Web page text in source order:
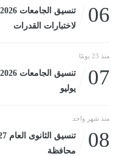
06
لاختبارات القدرات
منذ 23 يومًا
07
يوليو
منذ شهر واحد
08
محافظة